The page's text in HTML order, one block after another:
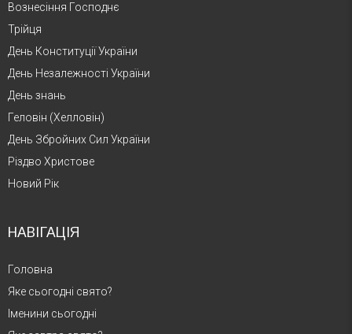
Вознесіння Господнє
Трійця
День Конституції України
День Незалежності України
День знань
Геловін (Хелловін)
День Збройних Сил України
Різдво Христове
Новий Рік
НАВІГАЦІЯ
Головна
Яке сьогодні свято?
Іменини сьогодні